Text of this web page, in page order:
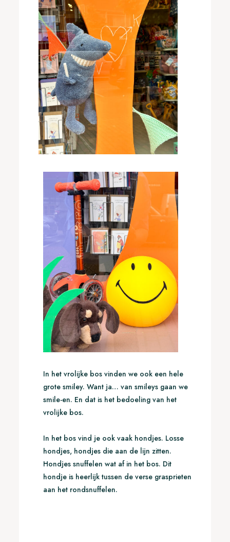
In het vrolijke bos vinden we ook een hele
grote smiley. Want ja… van smileys gaan we
smile-en. En dat is het bedoeling van het
vrolijke bos.
In het bos vind je ook vaak hondjes. Losse
hondjes, hondjes die aan de lijn zitten.
Hondjes snuffelen wat af in het bos. Dit
hondje is heerlijk tussen de verse grasprieten
aan het rondsnuffelen.